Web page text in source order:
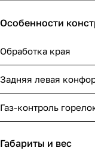
Особенности
Обработка края
Задняя левая
Газ-контроль
Габариты и вес